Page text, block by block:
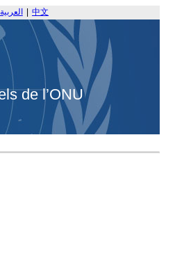
العربية 中文
de l’ONU